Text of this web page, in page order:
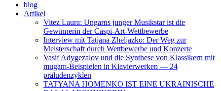
blog
Artikel
Vitez Laura: Ungarns junger Musikstar ist die
Gewinnerin der Caspi-Art-Wettbewerbe
Interview mit Tatjana Zheljazko: Der Weg zur
Meisterschaft durch Wettbewerbe und Konzerte
Vasif Adygezalov und die Synthese von Klassikern mit
mugam-Beispielen in Klavierwerken — 24
präludenzyklen
TATYANA HOMENKO IST EINE UKRAINISCHE